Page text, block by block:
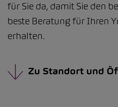
für Sie da, damit Sie den
beste Beratung für Ihren
erhalten.
Zu Standort und